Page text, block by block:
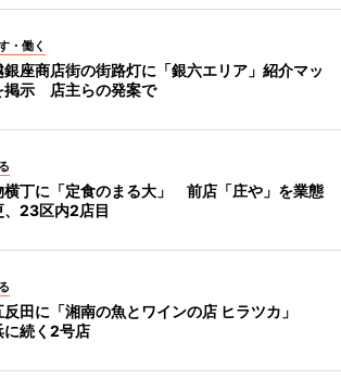
・働く
銀座商店街の街路灯に「銀六エリア」紹介マッ
掲示 店主らの発案で
横丁に「定食のまる大」 前店「庄や」を業態
、23区内2店目
反田に「湘南の魚とワインの店 ヒラツカ」
に続く2号店